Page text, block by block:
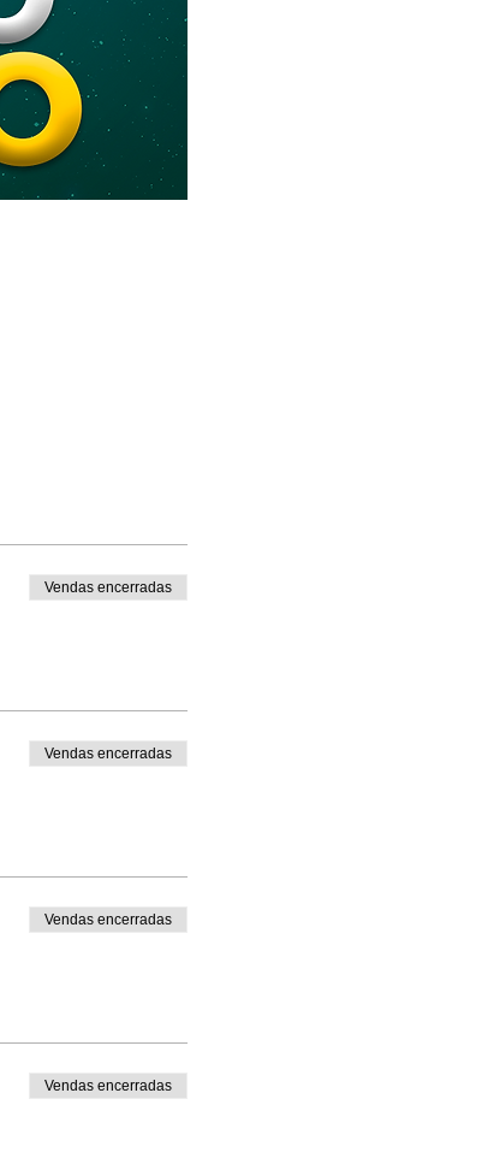
Vendas encerradas
Vendas encerradas
Vendas encerradas
Vendas encerradas